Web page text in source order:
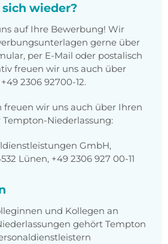
wieder?
auf Ihre Bewerbung! Wir
gerne über
per E-Mail oder postalisch
freuen wir uns auch über
2306 92700-12.
freuen wir uns auch über Ihren
Tempton-Niederlassung:
GmbH,
Lünen, +49 2306 927 00-11
und Kollegen an
gehört Tempton